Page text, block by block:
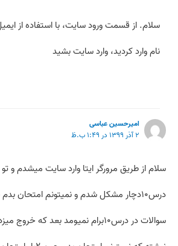
سلام. از قسمت ورود سایت، با استفاده از
نام وارد کردید، وارد سایت بشید
امیرحسین عباسی
۲ آذر ۱۳۹۹ در ۱:۴۹ ب.ظ
سلام از طریق مرورگر ایتا وارد سایت میشدم و
درس۱۰دچار مشکل شدم و نمیتونم امتحان
سوالات در درس۱۰برام نمیومد بعد که